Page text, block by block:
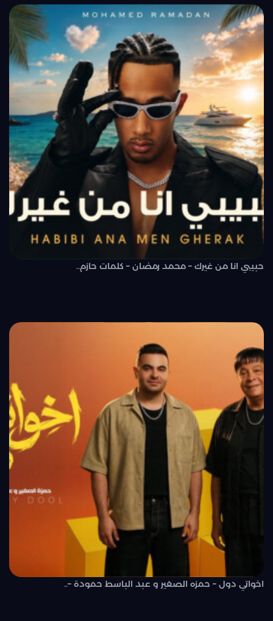
حبيبي انا من غيرك – محمد رمضان – كلمات حازم..
اخواتي دول – حمزه الصغير و عبد الباسط حمودة –..